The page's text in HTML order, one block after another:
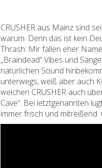
CRUSHER aus Mainz sind
warum. Denn das ist kein
Thrash: Mir fallen eher
„Braindead“ Vibes und
natürlichen Sound
unterwegs, weiß aber auch
welchen CRUSHER auch
Cave“. Bei letztgenannten
immer frisch und mitreißend.